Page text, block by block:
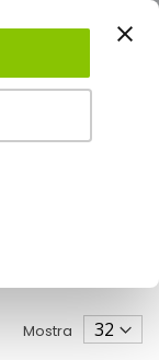
CONTATTACI
Mostra